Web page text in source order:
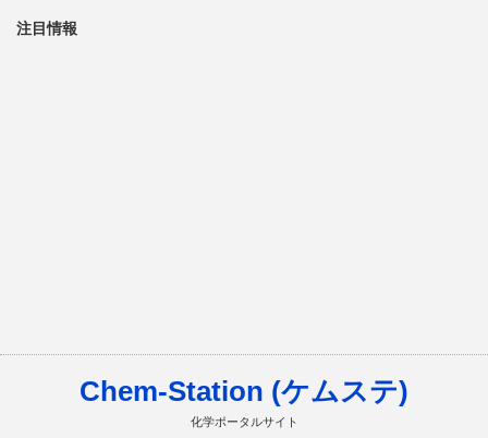
注目情報
Chem-Station (ケムステ)
化学ポータルサイト